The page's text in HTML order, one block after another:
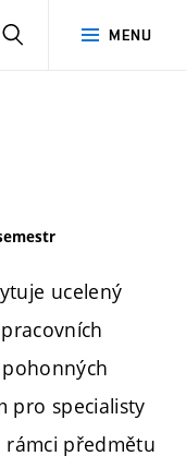
MENU
ucelený
pro specialisty
rámci předmětu